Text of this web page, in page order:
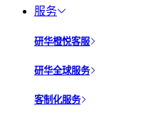
服务
研华橙悦客服
研华全球服务
客制化服务